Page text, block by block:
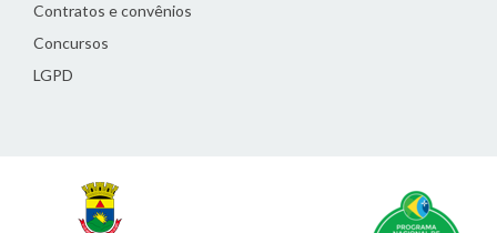
Contratos e convênios
Concursos
LGPD